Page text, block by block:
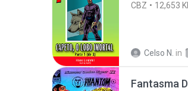
CBZ 12,653
Celso N. in
Fantasma